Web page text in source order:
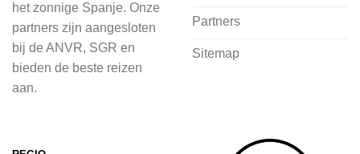
Bij 2Spanje.nl begint de voorpret al
voordat je het vliegtuig instapt, door
inspiratie op te doen over dit zonnige
vliegvakantie zoeken en boeken bij
het zonnige Spanje. Onze
partners zijn aangesloten
bij de ANVR, SGR en
bieden de beste reizen
aan.
Partners
Sitemap